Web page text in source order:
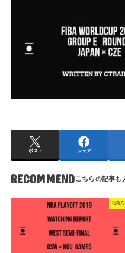
ポスト シェア
RECOMMEND
NBA